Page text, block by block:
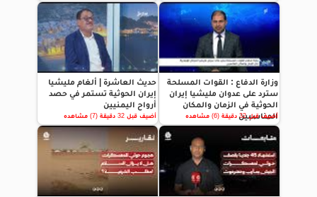
وزارة الدفاع : القوات المسلحة
سترد على عدوان مليشيا إيران
الحوثية في الزمان والمكان
المناسبين
أضيف قبل 32 دقيقة (6) مشاهده
حديث العاشرة | ألغام مليشيا
إيران الحوثية تستمر في حصد
أرواح اليمنيين
أضيف قبل 32 دقيقة (7) مشاهده